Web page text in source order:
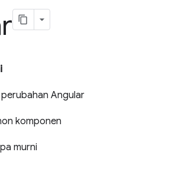
Angular
komponen
murni